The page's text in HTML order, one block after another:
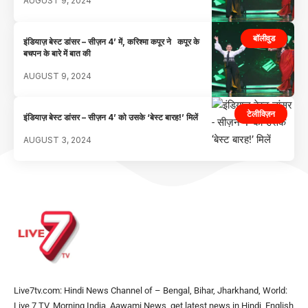
बॉलीवुड
इंडियाज़ बेस्ट डांसर – सीज़न 4’ में, करिश्मा कपूर ने कपूर के
बचपन के बारे में बात की
AUGUST 9, 2024
टेलीविज़न
इंडियाज़ बेस्ट डांसर – सीज़न 4’ को उसके ‘बेस्ट बारह!’ मिलें
AUGUST 3, 2024
Live7tv.com: Hindi News Channel of – Bengal, Bihar, Jharkhand, World:
Live 7 TV, Morning India, Aawami News, get latest news in Hindi, English